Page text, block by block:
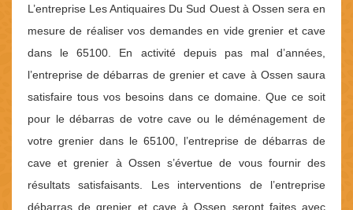
L’entreprise Les Antiquaires Du Sud Ouest à Ossen sera en
mesure de réaliser vos demandes en vide grenier et cave
dans le 65100. En activité depuis pas mal d’années,
l’entreprise de débarras de grenier et cave à Ossen saura
satisfaire tous vos besoins dans ce domaine. Que ce soit
pour le débarras de votre cave ou le déménagement de
votre grenier dans le 65100, l’entreprise de débarras de
cave et grenier à Ossen s’évertue de vous fournir des
résultats satisfaisants. Les interventions de l’entreprise
débarras de grenier et cave à Ossen seront faites avec